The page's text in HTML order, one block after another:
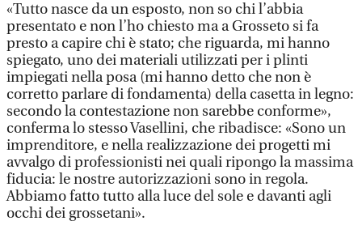
«Tutto nasce da un esposto, non so chi l’abbia
presentato e non l’ho chiesto ma a Grosseto si fa
presto a capire chi è stato; che riguarda, mi hanno
spiegato, uno dei materiali utilizzati per i plinti
impiegati nella posa (mi hanno detto che non è
corretto parlare di fondamenta) della casetta in legno:
secondo la contestazione non sarebbe conforme»,
conferma lo stesso Vasellini, che ribadisce: «Sono un
imprenditore, e nella realizzazione dei progetti mi
avvalgo di professionisti nei quali ripongo la massima
fiducia: le nostre autorizzazioni sono in regola.
Abbiamo fatto tutto alla luce del sole e davanti agli
occhi dei grossetani».